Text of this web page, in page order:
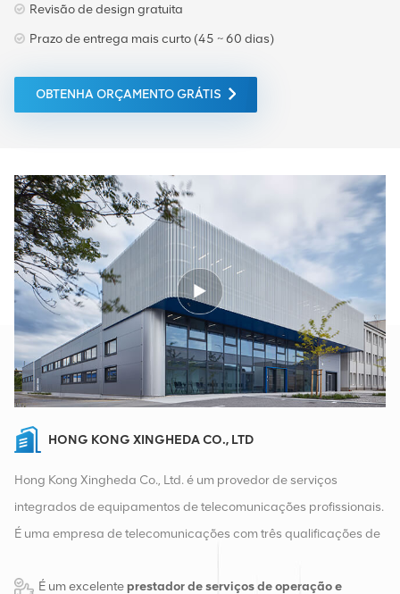
Revisão de design gratuita
Prazo de entrega mais curto (45 ~ 60 dias)
OBTENHA ORÇAMENTO GRÁTIS
HONG KONG XINGHEDA CO., LTD
Hong Kong Xingheda Co., Ltd. é um provedor de serviços
integrados de equipamentos de telecomunicações profissionais.
É uma empresa de telecomunicações com três qualificações de
empresa possui dois armazéns inteligentes e centros de
É um excelenteprestador de serviços de operação e